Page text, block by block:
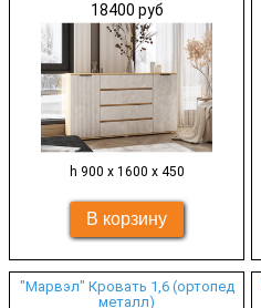
18400 руб
h 900 х 1600 х 450
"Марвэл" Кровать 1,6 (ортопед
металл)